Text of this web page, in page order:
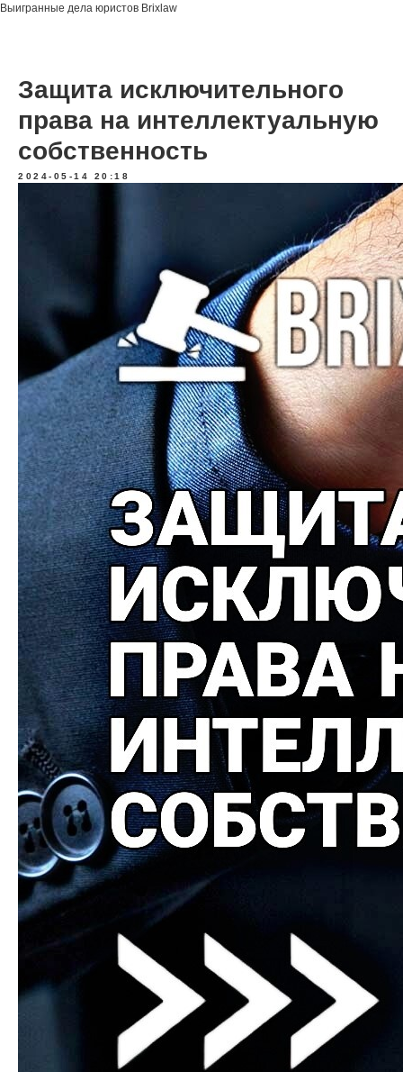
Выигранные дела юристов Brixlaw
Защита исключительного
права на интеллектуальную
собственность
2024-05-14 20:18